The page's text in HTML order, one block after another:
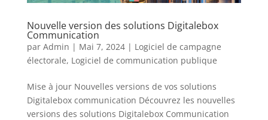
Nouvelle version des solutions Digitalebox
Communication
par Admin | Mai 7, 2024| Logiciel de campagne
électorale, Logiciel de communication publique
Mise à jour Nouvelles versions de vos solutions
Digitalebox communication Découvrez les nouvelles
versions des solutions Digitalebox Communication